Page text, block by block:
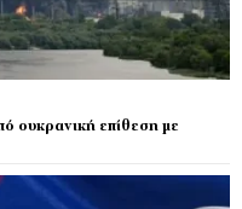
ουκρανική επίθεση με